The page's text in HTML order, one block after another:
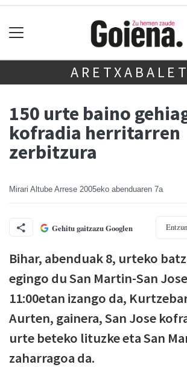
150 urte baino
kofradia herritarren
zerbitzura
Mirari Altube Arrese 2005eko abenduaren 7a
Gehitu gaitzazu Googlen Entzun
Bihar, abenduak 8, urteko
egingo du San Martin-San
11:00etan izango da,
Aurten, gainera, San Jose
urte beteko lituzke eta San
zaharragoa da.